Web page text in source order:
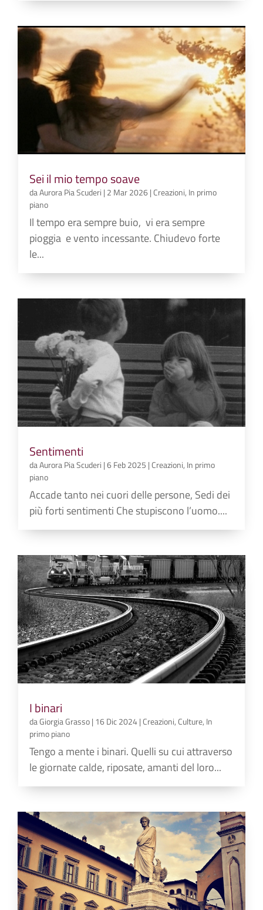
Sei il mio tempo soave
daAurora Pia Scuderi | 2 Mar 2026|Creazioni, In primo
piano
Il tempo era sempre buio, vi era sempre
pioggia e vento incessante. Chiudevo forte
le...
Sentimenti
daAurora Pia Scuderi |6 Feb 2025 |Creazioni, In primo
piano
Accade tanto nei cuori delle persone, Sedi dei
più forti sentimenti Che stupiscono l’uomo....
I binari
daGiorgia Grasso| 16 Dic 2024|Creazioni,Culture, In
primo piano
Tengo a mente i binari. Quelli su cui attraverso
le giornate calde, riposate, amanti del loro...